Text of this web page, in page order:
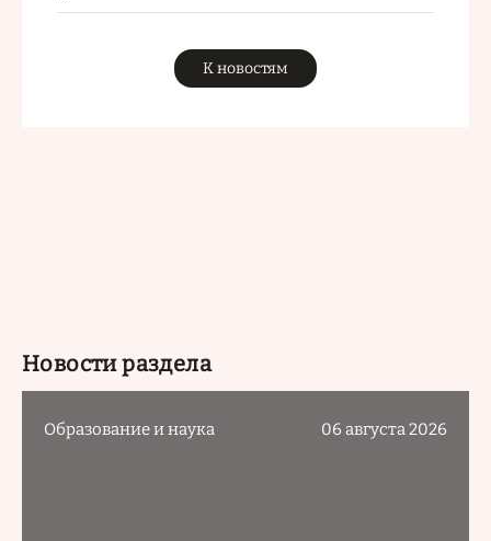
К новостям
Новости раздела
Образование и наука 06 августа 2026